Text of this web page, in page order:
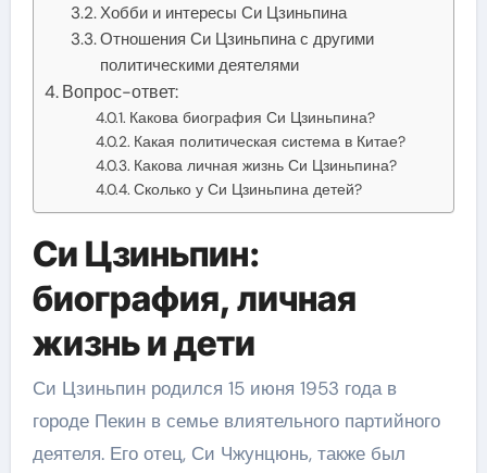
Хобби и интересы Си Цзиньпина
Отношения Си Цзиньпина с другими
политическими деятелями
Вопрос-ответ:
Какова биография Си Цзиньпина?
Какая политическая система в Китае?
Какова личная жизнь Си Цзиньпина?
Сколько у Си Цзиньпина детей?
Си Цзиньпин:
биография, личная
жизнь и дети
Си Цзиньпин родился 15 июня 1953 года в
городе Пекин в семье влиятельного партийного
деятеля. Его отец, Си Чжунцюнь, также был